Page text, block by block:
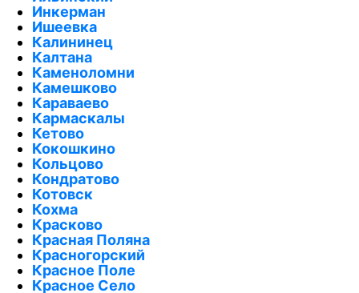
Инкерман
Ишеевка
Калининец
Калтана
Каменоломни
Камешково
Караваево
Кармаскалы
Кетово
Кокошкино
Кольцово
Кондратово
Котовск
Кохма
Красково
Красная Поляна
Красногорский
Красное Поле
Красное Село